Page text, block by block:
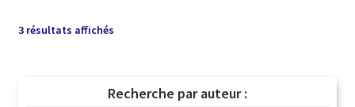
3 résultats affichésTrié
au
Recherche par auteur :